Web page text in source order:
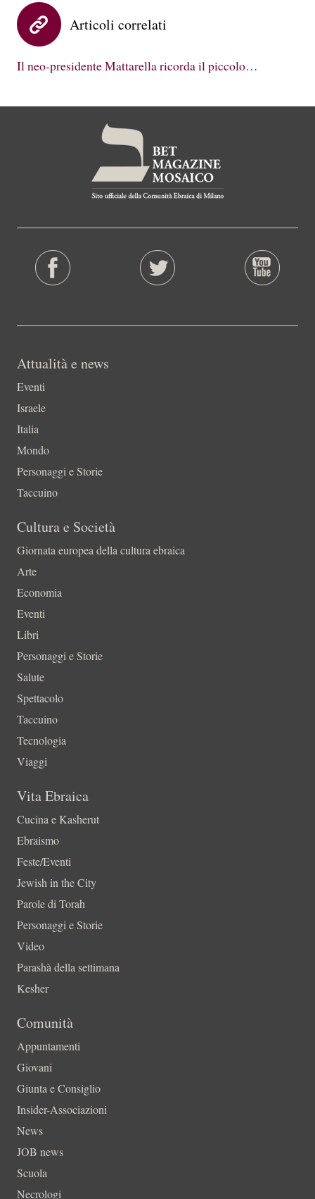
Articoli correlati
Il neo-presidente Mattarella ricorda il piccolo…
Attualità e news
Eventi
Israele
Italia
Mondo
Personaggi e Storie
Taccuino
Cultura e Società
Giornata europea della cultura ebraica
Arte
Economia
Eventi
Libri
Personaggi e Storie
Salute
Spettacolo
Taccuino
Tecnologia
Viaggi
Vita Ebraica
Cucina e Kasherut
Ebraismo
Feste/Eventi
Jewish in the City
Parole di Torah
Personaggi e Storie
Video
Parashà della settimana
Kesher
Comunità
Appuntamenti
Giovani
Giunta e Consiglio
Insider-Associazioni
News
JOB news
Scuola
Necrologi